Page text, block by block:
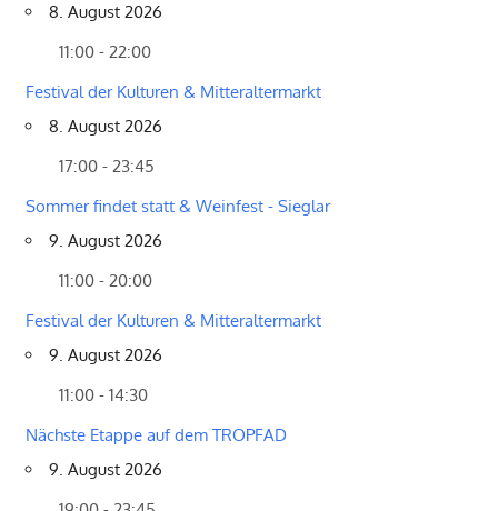
8. August 2026
11:00 - 22:00
Festival der Kulturen & Mitteraltermarkt
8. August 2026
17:00 - 23:45
Sommer findet statt & Weinfest - Sieglar
9. August 2026
11:00 - 20:00
Festival der Kulturen & Mitteraltermarkt
9. August 2026
11:00 - 14:30
Nächste Etappe auf dem TROPFAD
9. August 2026